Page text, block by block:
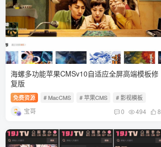
海螺多功能苹果CMSv10自适应全屏高端模板修
复版
免费资源 # MacCMS # 苹果CMS # 影视模板
宝哥 0 494 8